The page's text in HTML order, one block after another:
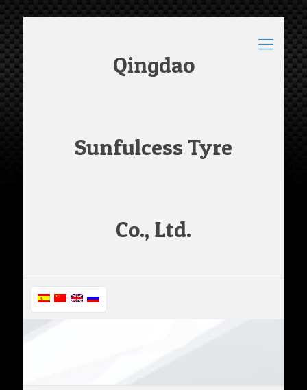
Qingdao
Sunfulcess Tyre
Co., Ltd.